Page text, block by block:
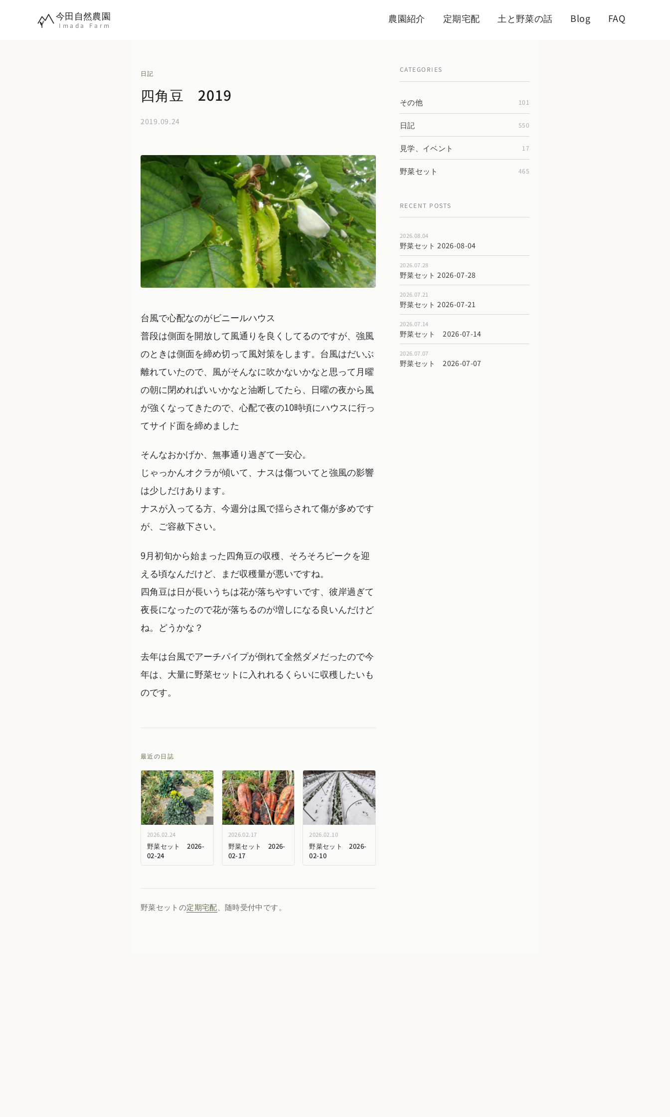
今田自然農園
Imada Farm
農園紹介 定期宅配 土と野菜の話 Blog FAQ
日記
四角豆 2019
2019.09.24
台風で心配なのがビニールハウス
普段は側面を開放して風通りを良くしてるのですが、強風
のときは側面を締め切って風対策をします。台風はだいぶ
離れていたので、風がそんなに吹かないかなと思って月曜
の朝に閉めればいいかなと油断してたら、日曜の夜から風
が強くなってきたので、心配で夜の10時頃にハウスに行っ
てサイド面を締めました
そんなおかげか、無事通り過ぎて一安心。
じゃっかんオクラが傾いて、ナスは傷ついてと強風の影響
は少しだけあります。
ナスが入ってる方、今週分は風で揺らされて傷が多めです
が、ご容赦下さい。
9月初旬から始まった四角豆の収穫、そろそろピークを迎
える頃なんだけど、まだ収穫量が悪いですね。
四角豆は日が長いうちは花が落ちやすいです、彼岸過ぎて
夜長になったので花が落ちるのが増しになる良いんだけど
ね。どうかな？
去年は台風でアーチパイプが倒れて全然ダメだったので今
年は、大量に野菜セットに入れれるくらいに収穫したいも
のです。
最近の日誌
2026.02.24
野菜セット 2026-
02-24
2026.02.17
野菜セット 2026-
02-17
2026.02.10
野菜セット 2026-
02-10
野菜セットの定期宅配 、随時受付中です。
CATEGORIES
その他 101
日記 550
見学、イベント 17
野菜セット 465
RECENT POSTS
2026.08.04
野菜セット 2026-08-04
2026.07.28
野菜セット 2026-07-28
2026.07.21
野菜セット 2026-07-21
2026.07.14
野菜セット 2026-07-14
2026.07.07
野菜セット 2026-07-07